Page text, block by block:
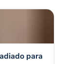
para